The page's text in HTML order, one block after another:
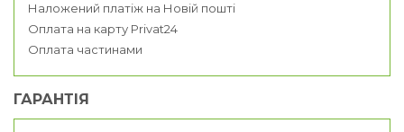
Наложений платіж на Новій пошті
Оплата на карту Privat24
Оплата частинами
ГАРАНТІЯ